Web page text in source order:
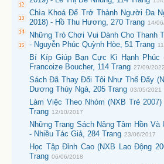
Chìa Khoá Để Trở Thành Người Đa
2018) - Hồ Thu Hương, 270 Trang 14/
Những Trò Chơi Vui Dành Cho Thanh
- Nguyễn Phúc Quỳnh Hòe, 51 Trang
Bí Kíp Giúp Bạn Cực Kì Hạnh Phúc
Francoize Boucher, 114 Trang 27/09/2022
Sách Đã Thay Đổi Tôi Như Thế Đấy
Dương Thúy Ngà, 205 Trang 03/05/2021
Làm Việc Theo Nhóm (NXB Trẻ
Trang 12/10/2017
Những Trang Sách Nâng Tâm Hồn
- Nhiều Tác Giả, 284 Trang 23/06/2017
Học Tập Đỉnh Cao (NXB Lao Động
Trang 06/06/2018